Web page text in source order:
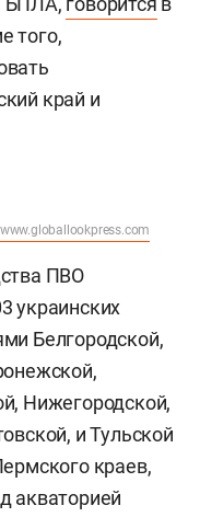
того,
край и
www.globallookpress.com
ПВО
украинских
Белгородской,
Нижегородской,
и Тульской
краев,
акваторией